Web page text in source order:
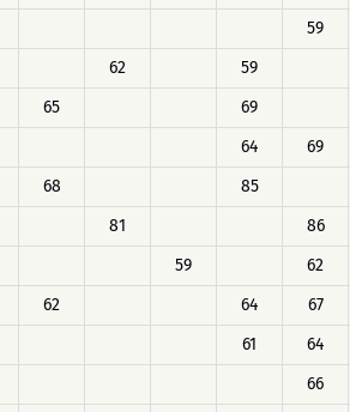
59
62
59
65
69
64
69
68
85
81
86
59
62
62 64
67
61
64
66